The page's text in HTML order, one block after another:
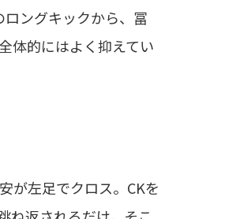
ングキックから、冨
体的にはよく抑えてい
が左足でクロス。CKを